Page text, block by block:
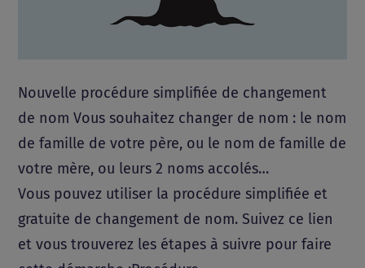
Nouvelle procédure simplifiée de changement
de nom Vous souhaitez changer de nom : le nom
de famille de votre père, ou le nom de famille de
votre mère, ou leurs 2 noms accolés…
Vous pouvez utiliser la procédure simplifiée et
gratuite de changement de nom. Suivez ce lien
et vous trouverez les étapes à suivre pour faire